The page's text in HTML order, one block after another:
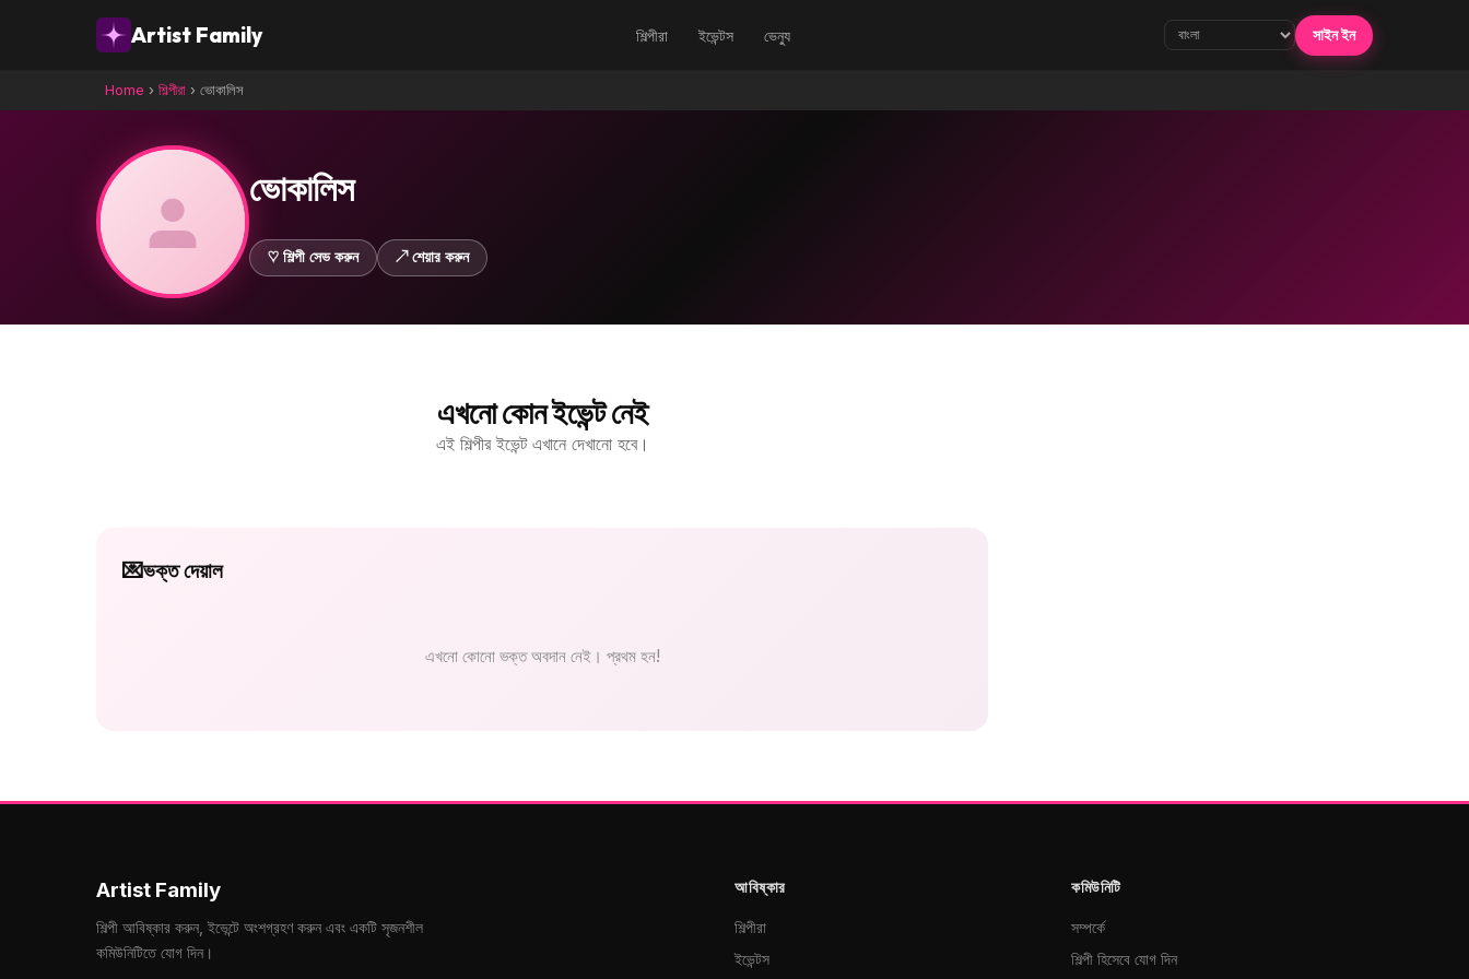
Artist Family শিল্পীরা ইভেন্টস ভেন্যু সাইন ইন
Home › শিল্পীরা › ভোকালিস
ভোকালিস
♡ শিল্পী সেভ করুন ↗ শেয়ার করুন
এখনো কোন ইভেন্ট নেই
এই শিল্পীর ইভেন্ট এখানে দেখানো হবে।
💌ভক্ত দেয়াল
এখনো কোনো ভক্ত অবদান নেই। প্রথম হন!
Artist Family
শিল্পী আবিষ্কার করুন, ইভেন্টে অংশগ্রহণ করুন এবং একটি সৃজনশীল
কমিউনিটিতে যোগ দিন।
আবিষ্কার
শিল্পীরা
ইভেন্টস
কমিউনিটি
সম্পর্কে
শিল্পী হিসেবে যোগ দিন